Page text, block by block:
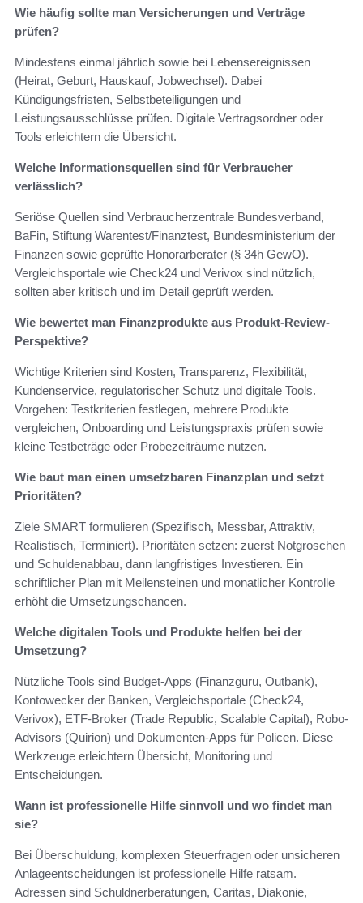
Wie häufig sollte man Versicherungen und Verträge
prüfen?
Mindestens einmal jährlich sowie bei Lebensereignissen
(Heirat, Geburt, Hauskauf, Jobwechsel). Dabei
Kündigungsfristen, Selbstbeteiligungen und
Leistungsausschlüsse prüfen. Digitale Vertragsordner oder
Tools erleichtern die Übersicht.
Welche Informationsquellen sind für Verbraucher
verlässlich?
Seriöse Quellen sind Verbraucherzentrale Bundesverband,
BaFin, Stiftung Warentest/Finanztest, Bundesministerium der
Finanzen sowie geprüfte Honorarberater (§ 34h GewO).
Vergleichsportale wie Check24 und Verivox sind nützlich,
sollten aber kritisch und im Detail geprüft werden.
Wie bewertet man Finanzprodukte aus Produkt-Review-
Perspektive?
Wichtige Kriterien sind Kosten, Transparenz, Flexibilität,
Kundenservice, regulatorischer Schutz und digitale Tools.
Vorgehen: Testkriterien festlegen, mehrere Produkte
vergleichen, Onboarding und Leistungspraxis prüfen sowie
kleine Testbeträge oder Probezeiträume nutzen.
Wie baut man einen umsetzbaren Finanzplan und setzt
Prioritäten?
Ziele SMART formulieren (Spezifisch, Messbar, Attraktiv,
Realistisch, Terminiert). Prioritäten setzen: zuerst Notgroschen
und Schuldenabbau, dann langfristiges Investieren. Ein
schriftlicher Plan mit Meilensteinen und monatlicher Kontrolle
erhöht die Umsetzungschancen.
Welche digitalen Tools und Produkte helfen bei der
Umsetzung?
Nützliche Tools sind Budget-Apps (Finanzguru, Outbank),
Kontowecker der Banken, Vergleichsportale (Check24,
Verivox), ETF‑Broker (Trade Republic, Scalable Capital), Robo-
Advisors (Quirion) und Dokumenten-Apps für Policen. Diese
Werkzeuge erleichtern Übersicht, Monitoring und
Entscheidungen.
Wann ist professionelle Hilfe sinnvoll und wo findet man
sie?
Bei Überschuldung, komplexen Steuerfragen oder unsicheren
Anlageentscheidungen ist professionelle Hilfe ratsam.
Adressen sind Schuldnerberatungen, Caritas, Diakonie,